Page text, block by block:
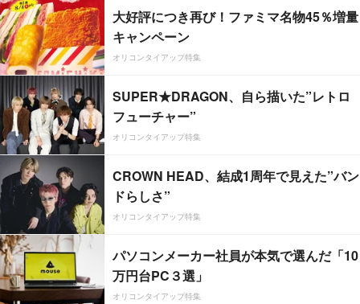
大好評につき再び！ファミマ名物45％増量
キャンペーン
オリコンタイアップ特集
SUPER★DRAGON、自ら描いた”レトロ
フューチャー”
オリコンタイアップ特集
CROWN HEAD、結成1周年で見えた”バン
ドらしさ”
オリコンタイアップ特集
パソコンメーカー社員が本気で選んだ「10
万円台PC３選」
オリコンタイアップ特集